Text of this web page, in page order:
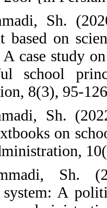
30.
management
experience? A
of successful
Administration,
31.
academic
of school
32.
educational